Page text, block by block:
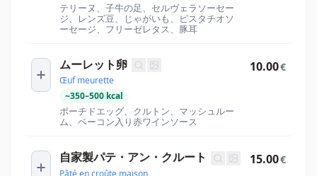
テリーヌ、子牛の足、セルヴェラソーセー
ジ、レンズ豆、じゃがいも、ピスタチオソ
ーセージ、フリーゼレタス、豚耳
ムーレット卵
Œuf meurette
~350–500 kcal
ポーチドエッグ、クルトン、マッシュルー
ム、ベーコン入り赤ワインソース
10.00€
自家製パテ・アン・クルート
Pâté en croûte maison
15.00€